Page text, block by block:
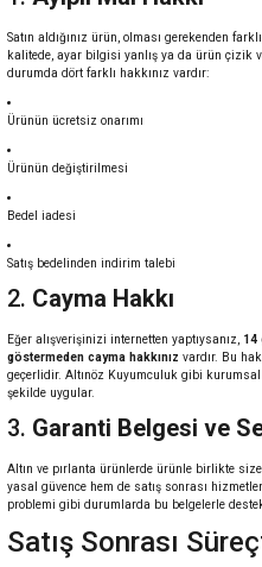
Satın aldığınız ürün, olması gerekenden
kalitede, ayar bilgisi yanlış ya da ürün çizik
durumda dört farklı hakkınız vardır:
Ürünün ücretsiz onarımı
Ürünün değiştirilmesi
Bedel iadesi
Satış bedelinden indirim talebi
2. Cayma Hakkı
Eğer alışverişinizi internetten yaptıysanız, 14
göstermeden cayma hakkınız vardır. Bu
geçerlidir. Altınöz Kuyumculuk gibi
şekilde uygular.
3. Garanti Belgesi ve
Altın ve pırlanta ürünlerde ürünle birlikte
yasal güvence hem de satış sonrası
problemi gibi durumlarda bu belgelerle
Satış Sonrası